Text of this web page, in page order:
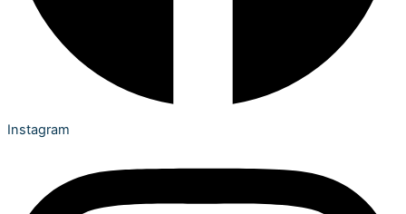
Instagram